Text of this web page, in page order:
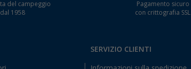
del campeggio
dal 1958
Pagamento sicuro
con crittografia SSL
SERVIZIO CLIENTI